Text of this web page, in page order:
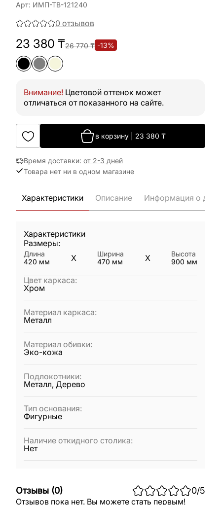
Арт: ИМП-ТВ-121240
0 отзывов
23 380 ₸26 770₸ -13%
Внимание! Цветовой оттенок может
отличаться от показанного на сайте.
в корзину 23 380 ₸
Время доставки: от 2-3 дней
Товара нет ни в одном магазине
Характеристики Описание Информация о
Характеристики
Размеры:
Длина
420 мм X
Ширина
470 мм X
Высота
900 мм
Цвет каркаса:
Хром
Материал каркаса:
Металл
Материал обивки:
Эко-кожа
Подлокотники:
Металл, Дерево
Тип основания:
Фигурные
Наличие откидного столика:
Нет
Отзывы (0) 0/5
Отзывов пока нет. Вы можете стать первым!